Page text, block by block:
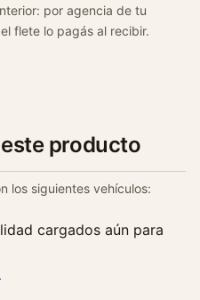
por agencia de tu
flete lo pagás al recibir.
producto
los siguientes vehículos:
cargados aún para